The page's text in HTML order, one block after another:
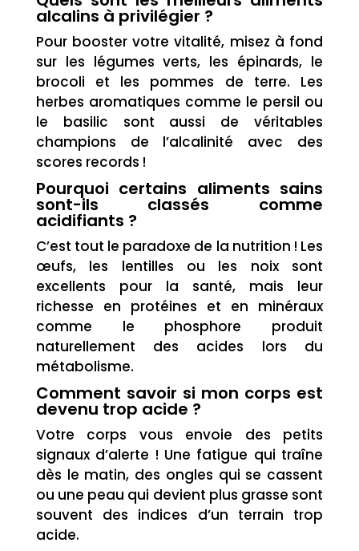
alcalins à privilégier ?
Pour booster votre vitalité, misez à fond
sur les légumes verts, les épinards, le
brocoli et les pommes de terre. Les
herbes aromatiques comme le persil ou
le basilic sont aussi de véritables
champions de l’alcalinité avec des
scores records !
Pourquoi certains aliments sains
sont-ils classés comme
acidifiants ?
C’est tout le paradoxe de la nutrition ! Les
œufs, les lentilles ou les noix sont
excellents pour la santé, mais leur
richesse en protéines et en minéraux
comme le phosphore produit
naturellement des acides lors du
métabolisme.
Comment savoir si mon corps est
devenu trop acide ?
Votre corps vous envoie des petits
signaux d’alerte ! Une fatigue qui traîne
dès le matin, des ongles qui se cassent
ou une peau qui devient plus grasse sont
souvent des indices d’un terrain trop
acide.